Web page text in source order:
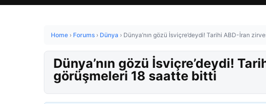
Home › Forums › Dünya › Dünya’nın gözü İsviçre’deydi! Tarihi ABD-İran
Dünya’nın gözü İsviçre’deydi!
görüşmeleri 18 saatte bitti